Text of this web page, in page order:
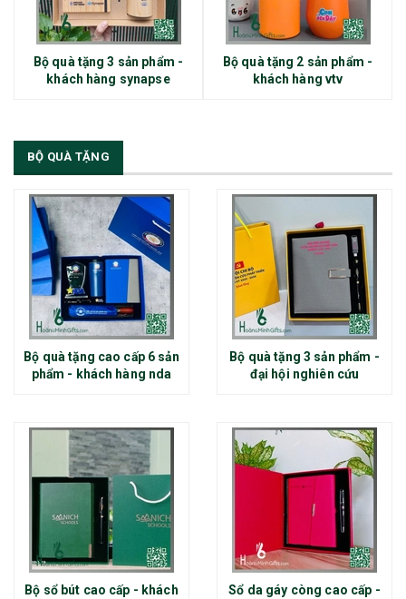
Bộ quà tặng 3 sản phẩm -
khách hàng synapse
Bộ quà tặng 2 sản phẩm -
khách hàng vtv
BỘ QUÀ TẶNG
Bộ quà tặng cao cấp 6 sản
phẩm - khách hàng nda
Bộ quà tặng 3 sản phẩm -
đại hội nghiên cứu
Bộ sổ bút cao cấp - khách
Sổ da gáy còng cao cấp -